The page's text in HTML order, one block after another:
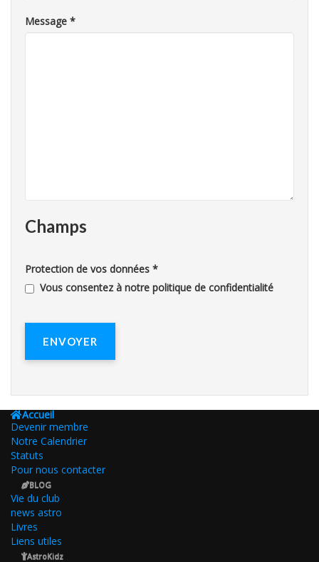
Message *
Champs
Protection de vos données *
Vous consentez à notre politique de confidentialité
ENVOYER
Accueil
Devenir membre
Notre Calendrier
Statuts
Pour nous contacter
BLOG
Vie du club
news astro
Livres
Liens utiles
AstroKidz